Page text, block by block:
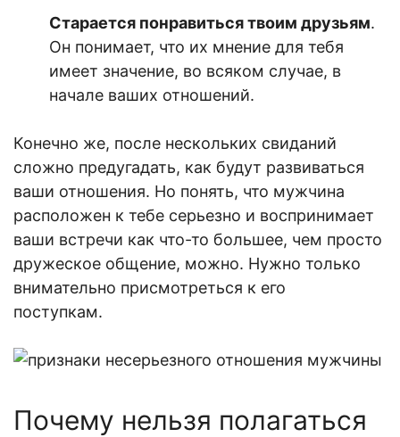
Старается понравиться твоим друзьям.
Он понимает, что их мнение для тебя
имеет значение, во всяком случае, в
начале ваших отношений.
Конечно же, после нескольких свиданий
сложно предугадать, как будут развиваться
ваши отношения. Но понять, что мужчина
расположен к тебе серьезно и воспринимает
ваши встречи как что-то большее, чем просто
дружеское общение, можно. Нужно только
внимательно присмотреться к его
поступкам.
Почему нельзя полагаться